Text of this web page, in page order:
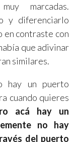
marcadas.
y diferenciarlo
en contraste con
que adivinar
similares.
hay un puerto
cuando quieres
acá hay un
no hay
del puerto